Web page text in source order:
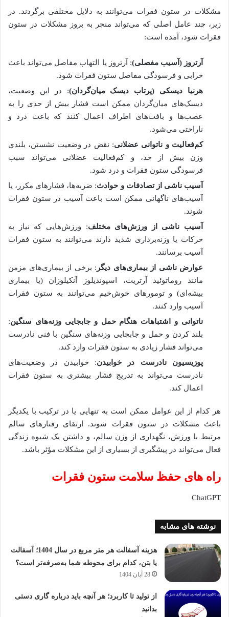
مشکلات در ستون فقرات می‌توانند به دلایل مختلفی برگردند. در
زیر، چند عامل اصلی که می‌تواند منجر به بروز مشکلات در ستون
فقرات شود، آمده است:
آرتروز (آسیب مفصلی): آرتروز یا التهاب مفاصل می‌تواند باعث
خرابی و فرسودگی مفاصل ستون فقرات شود.
هرنیا دیسکی (پرتاب دیسک میان‌گردان): در این وضعیت،
دیسک‌های میان‌گردان ممکن است فشار بیش از حدی را به
عصب‌ها و بافت‌های اطراف اعمال کنند که باعث درد و
ناراحتی می‌شود.
کم‌فعالیت و ناتوانی عضلانی: نقض در وضعیت نشستن، بلندی
وزن بیش از حد، و کم‌فعالیت عضلانی می‌تواند سبب
فرسودگی ستون فقرات و درد شود.
آسیب ناشی از تصادفات و حوادث: ضربه‌ها، فشارهای مکرر، یا
آسیب‌های ناگهانی ممکن است باعث آسیب در ستون فقرات
شوند.
آسیب ناشی از ورزش‌های مختلف: ورزش‌هایی که نیاز به
حرکات یا وزنه‌برداری شدید دارند می‌توانند به ستون فقرات
آسیب برسانند.
عوارض ناشی از بیماری‌های دیگر : برخی از بیماری‌های مزمن
مانند روماتوئید آرتریت، اسپوندیلوز آنکیلوزان (یا بیماری
بیشه‌ای) و تومورهای خوش‌خیم می‌توانند به ستون فقرات
آسیب وارد کنند.
ناتوانی و اشتباهات هنگام حمل و جابجایی وزنه‌های سنگین:
بلند کردن و حمل و جابجایی وزنه‌های سنگین با فنی نادرست
می‌تواند فشار زیادی به ستون فقرات وارد کند.
پوزیسیون نادرست در خوابیدن: خوابیدن در وضعیت‌های
نادرست می‌تواند به تدریج فشار بیشتری به ستون فقرات
اعمال کند.
هر کدام از این عوامل ممکن است به تنهایی یا در ترکیب با یکدیگر
باعث مشکلات در ستون فقرات شوند. ارتقای رفتارهای سالم
مرتبط با ورزش، نگهداری از وزن سالم، و داشتن یک شیوه زندگی
فعال می‌تواند در پیشگیری از بسیاری از این مشکلات مؤثر باشد.
راه های حفظ سلامت ستون فقرات
ChatGPT
نوشته های مشابه
هزینه آسفالت هر متر مربع در سال 1404؛ آسفالت
یا بتن، کدام برای محوطه شما به‌صرفه‌تر است؟
28 آبان 1404
از تولید تا کاربرد؛ هر آنچه باید درباره گاری دستی
بدانید